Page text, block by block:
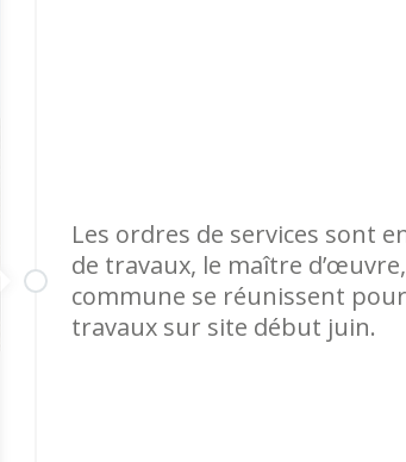
Les ordres de services sont
de travaux, le maître
commune se réunissent
travaux sur site début juin.